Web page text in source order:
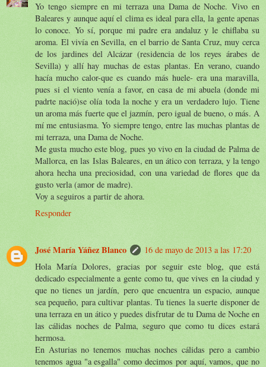
Yo tengo siempre en mi terraza una Dama de Noche. Vivo en
Baleares y aunque aquí el clima es ideal para ella, la gente apenas
lo conoce. Yo sí, porque mi padre era andaluz y le chiflaba su
aroma. El vivía en Sevilla, en el barrio de Santa Cruz, muy cerca
de los jardines del Alcázar (residencia de los reyes árabes de
Sevilla) y allí hay muchas de estas plantas. En verano, cuando
hacía mucho calor-que es cuando más huele- era una maravilla,
pues si el viento venía a favor, en casa de mi abuela (donde mi
padrte nació)se olía toda la noche y era un verdadero lujo. Tiene
un aroma más fuerte que el jazmín, pero igual de bueno, o más. A
mí me entusiasma. Yo siempre tengo, entre las muchas plantas de
mi terraza, una Dama de Noche.
Me gusta mucho este blog, pues yo vivo en la ciudad de Palma de
Mallorca, en las Islas Baleares, en un ático con terraza, y la tengo
ahora hecha una preciosidad, con una variedad de flores que da
gusto verla (amor de madre).
Voy a seguiros a partir de ahora.
Responder
José María Yáñez Blanco
16 de mayo de 2013 a las 17:20
Hola María Dolores, gracias por seguir este blog, que está
dedicado especialmente a gente como tu, que vives en la ciudad y
que no tienes un jardín, pero que encuentra un espacio, aunque
sea pequeño, para cultivar plantas. Tu tienes la suerte disponer de
una terraza en un ático y puedes disfrutar de tu Dama de Noche en
las cálidas noches de Palma, seguro que como tu dices estará
hermosa.
En Asturias no tenemos muchas noches cálidas pero a cambio
tenemos agua "a esgalla" como decimos por aquí, vamos, que no